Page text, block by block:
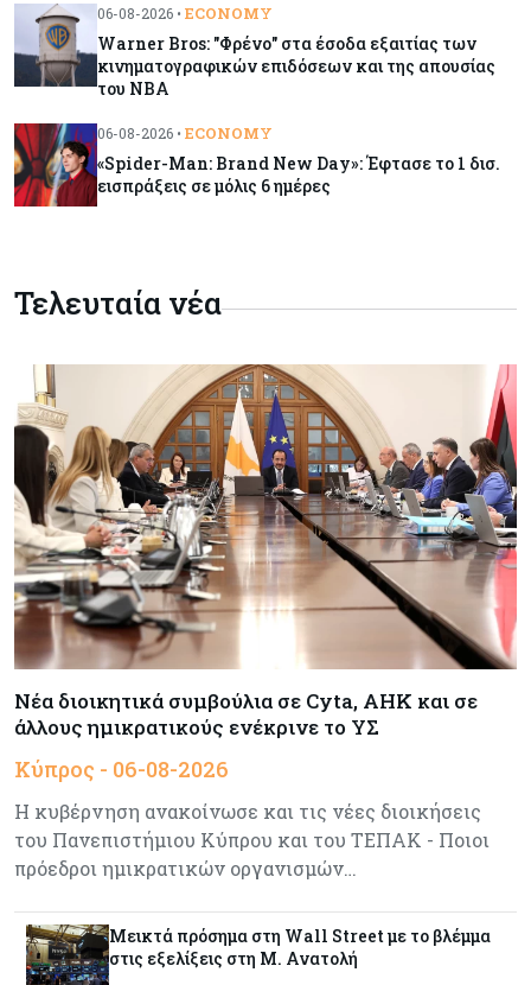
Commerzbank: Η Όρλοπ αλλάζει στάση
απέναντι στη UniCredit ενόψει κρίσιμων
διαπραγματεύσεων
Κόσμος
«Spider-Man: Brand New Day»: Έφτασε το 1
δισ. εισπράξεις σε μόλις 6 ημέρες
Eurostat: Ετήσια αύξηση 5% του όγκου λιανικού
εμπορίου στην Κύπρο τον Ιούνιο
Κύπρος 06-08-2026
Στην κυκλοφορία ο νέος δρόμος Λάρνακας –
Δεκέλειας μετά από 26 χρόνια
Tech 06-08-2026
SoftBank: Κέρδη 8,5 δισ. δολαρίων από την
Intel – Ξεπέρασε τις εκτιμήσεις εν αναμονή της
εισαγωγής της OpenAI
Κύπρος 06-08-2026
στο 2,9%
Κύπρος
Δήμος Λευκωσίας: Νέα εποχή για το Παλιό ΓΣΠ
– Ολοκληρώθηκε η διαδικασία ανάθεσης των
υποστατικών
Κύπρος 06-08-2026
Ούτε άσπρος ούτε μαύρος καπνός για
06-08-2026 • ECONOMY
Warner Bros: "Φρένο" στα έσοδα εξαιτίας των
κινηματογραφικών επιδόσεων και της απουσίας
του NBA
06-08-2026 • ECONOMY
«Spider-Man: Brand New Day»: Έφτασε το 1 δισ.
εισπράξεις σε μόλις 6 ημέρες
Τελευταία νέα
Νέα διοικητικά συμβούλια σε Cyta, AHK και σε
άλλους ημικρατικούς ενέκρινε το ΥΣ
Κύπρος - 06-08-2026
Η κυβέρνηση ανακοίνωσε και τις νέες διοικήσεις
του Πανεπιστήμιου Κύπρου και του ΤΕΠΑΚ - Ποιοι
πρόεδροι ημικρατικών οργανισμών…
Μεικτά πρόσημα στη Wall Street με το βλέμμα
στις εξελίξεις στη Μ. Ανατολή